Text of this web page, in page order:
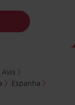
Espanha